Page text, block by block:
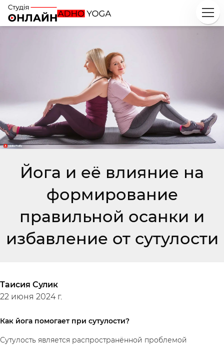
Йога и её влияние на
формирование
правильной осанки и
избавление от сутулости
Таисия Сулик
22 июня 2024 г.
Как йога помогает при сутулости?
Сутулость является распространённой проблемой